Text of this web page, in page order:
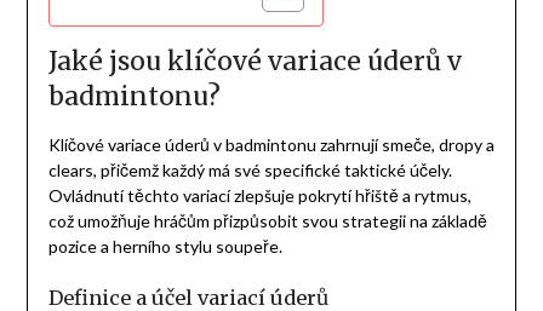
Jaké jsou klíčové variace úderů v
badmintonu?
Klíčové variace úderů v badmintonu zahrnují smeče, dropy a
clears, přičemž každý má své specifické taktické účely.
Ovládnutí těchto variací zlepšuje pokrytí hřiště a rytmus,
což umožňuje hráčům přizpůsobit svou strategii na základě
pozice a herního stylu soupeře.
Definice a účel variací úderů